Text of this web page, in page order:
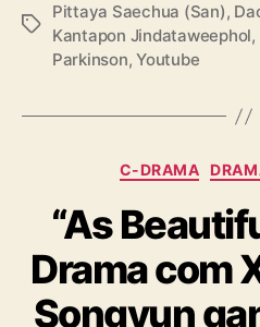
T
Pittaya Saechua (San),
Kantapon Jindataweephol,
Parkinson,Youtube
C
t
e
g
o
r
C-DRAMA
“As
Drama com
Songyun